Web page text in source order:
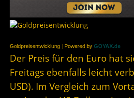
Goldpreisentwicklung | Powered by GOYAX.de
Der Preis für den Euro hat
Freitags ebenfalls leicht
USD). Im Vergleich zum